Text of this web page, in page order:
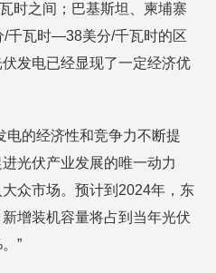
时之间；巴基斯坦、柬埔寨
/千瓦时—38美分/千瓦时的区
发电已经显现了一定经济优
电的经济性和竞争力不断提
光伏产业发展的唯一动力
众市场。预计到2024年，东
增装机容量将占到当年光伏
”